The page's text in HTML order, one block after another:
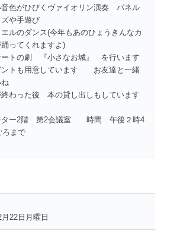
音色がひびくヴァイオリン演奏 パネル
や手遊び
ルのダンス(今年もあのひょうきんなカ
踊ってくれますよ)
ートの劇 『小さなお城』 を行います
ントも用意しています お友達と一緒
終わった後 本の貸し出しもしています
ター2階 第2会議室 時間 午後２時4
ろまで
22日月曜日